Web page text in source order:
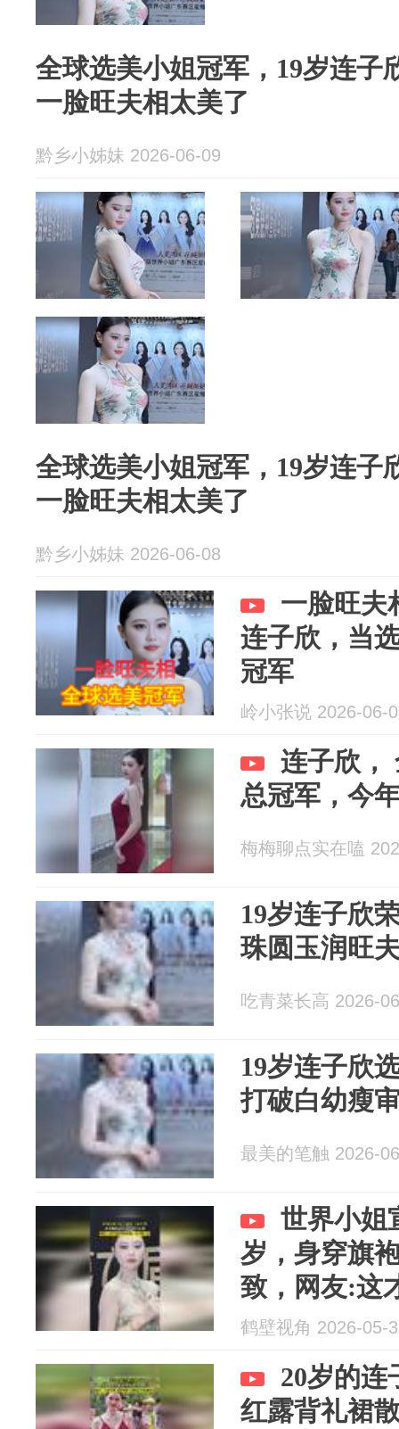
全球选美小姐冠军，19岁连子
一脸旺夫相太美了
黔乡小姊妹 2026-06-09
全球选美小姐冠军，19岁连子
一脸旺夫相太美了
黔乡小姊妹 2026-06-08
一脸旺夫
连子欣，当
冠军
岭小张说 2026-06-
连子欣，
总冠军，今
梅梅聊点实在嗑
19岁连子欣
珠圆玉润旺
吃青菜长高 2026-
19岁连子欣
打破白幼瘦
最美的笔触 2026-
世界小姐
岁，身穿旗
致，网友:这
人味十足
鹤壁视角 2026-05-
20岁的连
红露背礼裙